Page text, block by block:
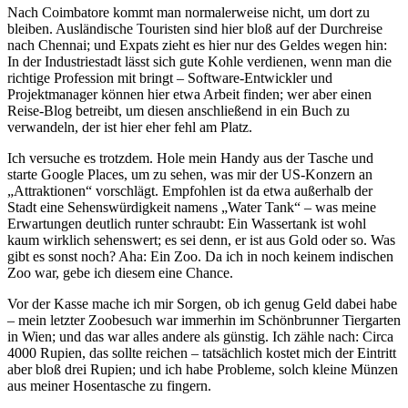
Nach Coimbatore kommt man normalerweise nicht, um dort zu
bleiben. Ausländische Touristen sind hier bloß auf der Durchreise
nach Chennai; und Expats zieht es hier nur des Geldes wegen hin:
In der Industriestadt lässt sich gute Kohle verdienen, wenn man die
richtige Profession mit bringt – Software-Entwickler und
Projektmanager können hier etwa Arbeit finden; wer aber einen
Reise-Blog betreibt, um diesen anschließend in ein Buch zu
verwandeln, der ist hier eher fehl am Platz.
Ich versuche es trotzdem. Hole mein Handy aus der Tasche und
starte Google Places, um zu sehen, was mir der US-Konzern an
„Attraktionen“ vorschlägt. Empfohlen ist da etwa außerhalb der
Stadt eine Sehenswürdigkeit namens „Water Tank“ – was meine
Erwartungen deutlich runter schraubt: Ein Wassertank ist wohl
kaum wirklich sehenswert; es sei denn, er ist aus Gold oder so. Was
gibt es sonst noch? Aha: Ein Zoo. Da ich in noch keinem indischen
Zoo war, gebe ich diesem eine Chance.
Vor der Kasse mache ich mir Sorgen, ob ich genug Geld dabei habe
– mein letzter Zoobesuch war immerhin im Schönbrunner Tiergarten
in Wien; und das war alles andere als günstig. Ich zähle nach: Circa
4000 Rupien, das sollte reichen – tatsächlich kostet mich der Eintritt
aber bloß drei Rupien; und ich habe Probleme, solch kleine Münzen
aus meiner Hosentasche zu fingern.